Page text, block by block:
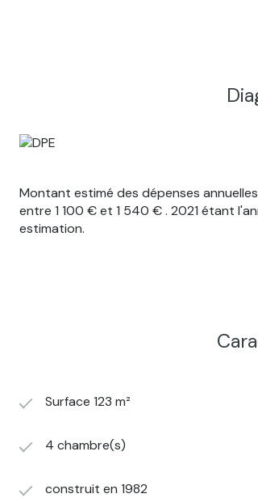
Enfin, 2 marchés animent les environs.
118 kWh/m2. L'indice GES est
serre. Envie d'en savoir plus sur cette
Montant estimé des dépenses
entre 1 100 € et 1 540 € . 2021 étant
estimation.
Surface 123 m²
4 chambre(s)
construit en 1982